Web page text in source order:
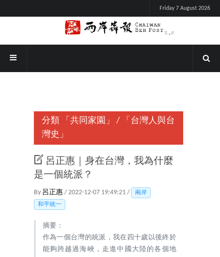
Friday 7 August 2026
分類 「共同家園」 /
「台灣人與台
灣史」
呂正惠｜身在台灣，我為什麼
是一個統派？
By 呂正惠 / 2022-12-07 19:49:21 /
兩岸
和平統一
摘要：
作為一個台灣的統派，我在四十歲以後終於
能夠跨越過海峽，走進中國大陸的各個地